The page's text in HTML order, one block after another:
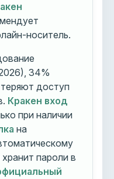
носитель.
34%
доступ
Кракен вход
при наличии
на
хранит пароли в